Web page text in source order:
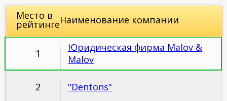
Место в
рейтингеНаименование компании
1
Юридическая фирма Malov &
Malov
2 "Dentons"